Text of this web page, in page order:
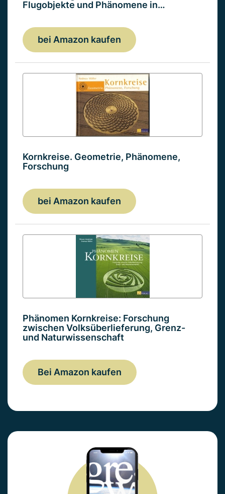
Flugobjekte und Phänomene in…
bei Amazon kaufen
Kornkreise. Geometrie, Phänomene,
Forschung
bei Amazon kaufen
Phänomen Kornkreise: Forschung
zwischen Volksüberlieferung, Grenz-
und Naturwissenschaft
Bei Amazon kaufen